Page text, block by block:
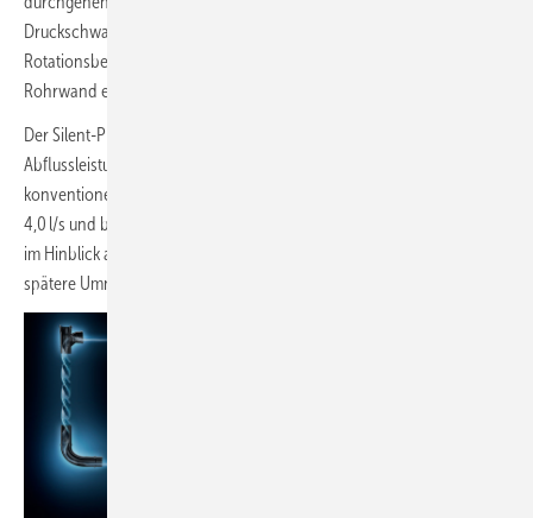
Druckschwankungen im System reduziert. Das Wasser wird in eine
Rotationsbewegung (Ringströmung) versetzt, wodurch es an der
Rohrwand entlangfließt. Die durchgehende Luftsäule bleibt bestehen.
Der Silent-Pro Carve Abzweig erzielt dadurch eine bis zu 15 % höhere
Abflussleistung in der Fallleitung im Vergleich zu einem
konventionellen Bogenabzweig. Bei DN 90 erhöht sie sich von 3,5 auf
4,0 l/s und bei DN 100 von 5,2 auf 6,0 l/s. So wird das System flexibel
im Hinblick auf mögliche Anpassungen im Bauprozess oder eine
spätere Umnutzung oder Aufstockung des Gebäudes.